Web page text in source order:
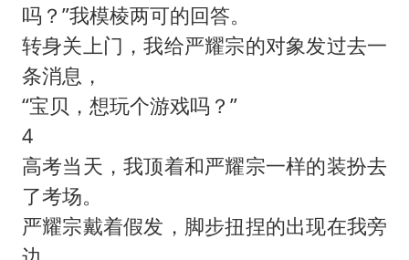
吗？”我模棱两可的回答。
转身关上门，我给严耀宗的对象发过去一
条消息，
“宝贝，想玩个游戏吗？”
4
高考当天，我顶着和严耀宗一样的装扮去
了考场。
严耀宗戴着假发，脚步扭捏的出现在我旁